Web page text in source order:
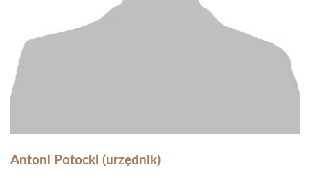
Antoni Potocki (urzędnik)